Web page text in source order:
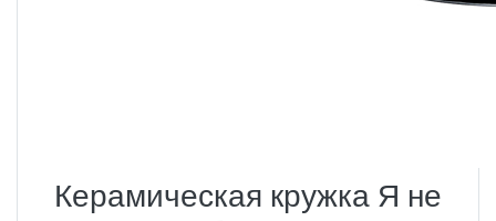
Керамическая кружка Я не